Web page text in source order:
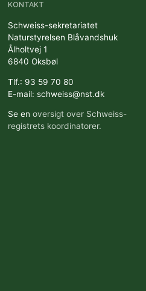
KONTAKT
Schweiss-sekretariatet
Naturstyrelsen Blåvandshuk
Ålholtvej 1
6840 Oksbøl
Tlf.: 93 59 70 80
E-mail: schweiss@nst.dk
Se enoversigt over Schweiss-
registrets koordinatorer.